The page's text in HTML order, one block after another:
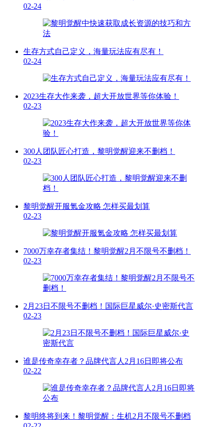
02-24
生存方式自己定义，海量玩法应有尽有！
02-24
2023生存大作来袭，超大开放世界等你体验！
02-23
300人团队匠心打造，黎明觉醒迎来不删档！
02-23
黎明觉醒开服氪金攻略 怎样买最划算
02-23
7000万幸存者集结！黎明觉醒2月不限号不删档！
02-23
2月23日不限号不删档！国际巨星威尔·史密斯代言
02-23
谁是传奇幸存者？品牌代言人2月16日即将公布
02-22
黎明终将到来！黎明觉醒：生机2月不限号不删档